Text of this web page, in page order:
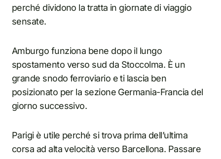
perché dividono la tratta in giornate di viaggio
sensate.
Amburgo funziona bene dopo il lungo
spostamento verso sud da Stoccolma. È un
grande snodo ferroviario e ti lascia ben
posizionato per la sezione Germania-Francia del
giorno successivo.
Parigi è utile perché si trova prima dell’ultima
corsa ad alta velocità verso Barcellona. Passare